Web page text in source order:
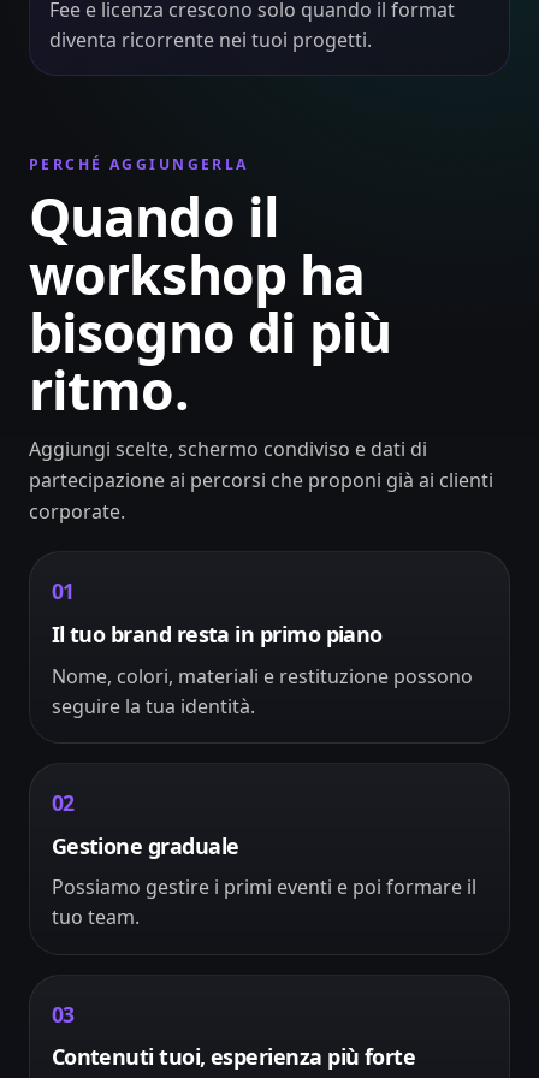
Fee e licenza crescono solo quando il format
diventa ricorrente nei tuoi progetti.
PERCHÉ AGGIUNGERLA
Quando il
workshop ha
bisogno di più
ritmo.
Aggiungi scelte, schermo condiviso e dati di
partecipazione ai percorsi che proponi già ai clienti
corporate.
01
Il tuo brand resta in primo piano
Nome, colori, materiali e restituzione possono
seguire la tua identità.
02
Gestione graduale
Possiamo gestire i primi eventi e poi formare il
tuo team.
03
Contenuti tuoi, esperienza più forte